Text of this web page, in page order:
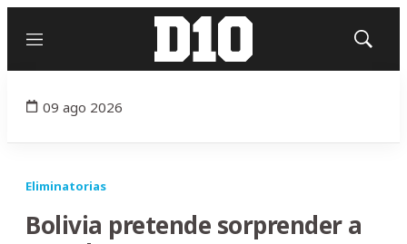
Menú
Mostrar
09 ago 2026
Eliminatorias
Bolivia pretende sorprender a